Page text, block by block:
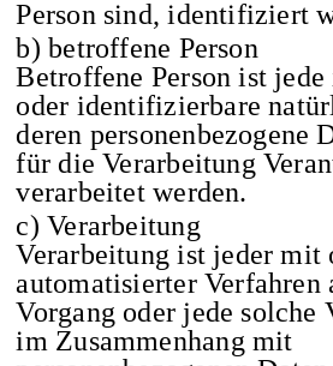
Person sind, identifiziert
b) betroffene Person
Betroffene Person ist
oder identifizierbare
deren personenbezogene
für die Verarbeitung
verarbeitet werden.
c) Verarbeitung
Verarbeitung ist jeder mit
automatisierter Verfahren
Vorgang oder jede solche
im Zusammenhang mit